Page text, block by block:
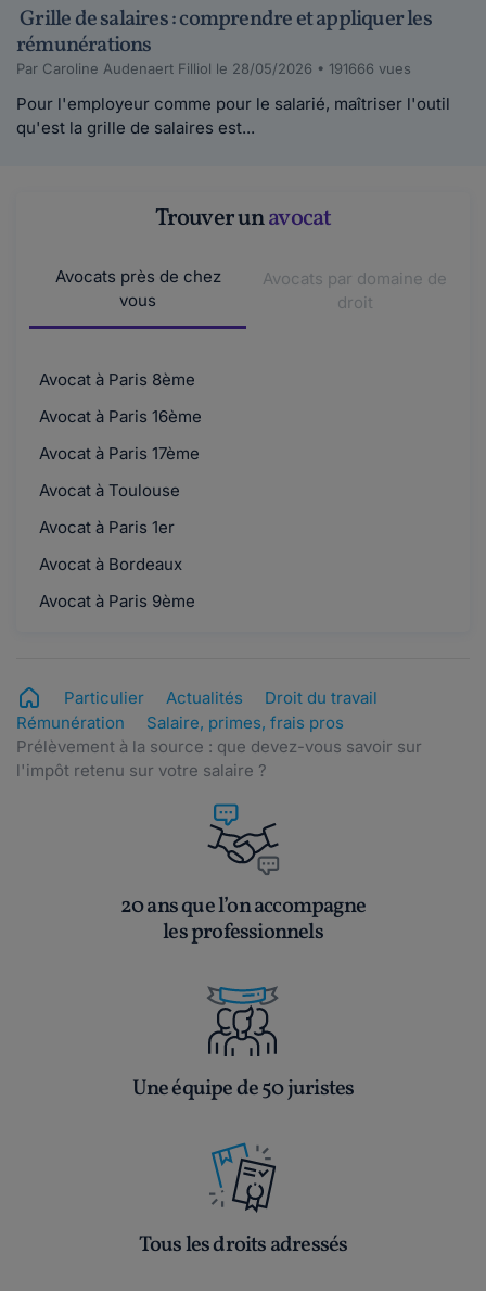
Grille de salaires : comprendre et appliquer les
rémunérations
Par Caroline Audenaert Filliol le 28/05/2026 • 191666 vues
Pour l'employeur comme pour le salarié, maîtriser l'outil
qu'est la grille de salaires est...
Trouver unavocat
Avocats près de chez
vous
Avocats par domaine de
droit
Avocat à Paris 8ème
Avocat à Paris 16ème
Avocat à Paris 17ème
Avocat à Toulouse
Avocat à Paris 1er
Avocat à Bordeaux
Avocat à Paris 9ème
Particulier Actualités
Droit du travail
Rémunération
Salaire, primes, frais pros
Prélèvement à la source : que devez-vous savoir sur
l'impôt retenu sur votre salaire ?
20 ans que l’on accompagne
les professionnels
Une équipe de 50 juristes
Tous les droits adressés